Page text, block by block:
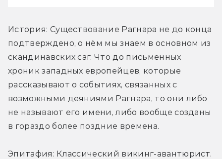
История: Существование Рагнара не до конца
подтверждено, о нём мы знаем в основном из
скандинавских саг. Что до письменных
хроник западных европейцев, которые
рассказывают о событиях, связанных с
возможными деяниями Рагнара, то они либо
не называют его имени, либо вообще созданы
в гораздо более поздние времена.
Эпитафия: Классический викинг-авантюрист.